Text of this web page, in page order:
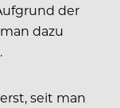
der
dazu
seit man